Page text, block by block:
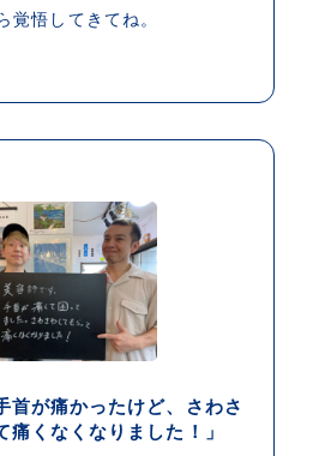
覚悟してきてね。
首が痛かったけど、さわさ
痛くなくなりました！」